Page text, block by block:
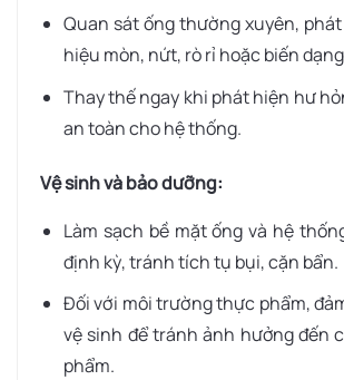
Quan sát ống thường xuyên,
hiệu mòn, nứt, rò rỉ hoặc biến
Thay thế ngay khi phát hiện hư
an toàn cho hệ thống.
Vệ sinh và bảo dưỡng:
Làm sạch bề mặt ống và hệ
định kỳ, tránh tích tụ bụi, cặn bẩn.
Đối với môi trường thực phẩm,
vệ sinh để tránh ảnh hưởng đến
phẩm.